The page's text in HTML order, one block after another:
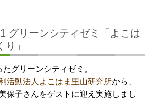
グリーンシティゼミ「よこは
」
グリーンシティゼミ。
活動法人よこはま里山研究所から、
保子さんをゲストに迎え実施しまし